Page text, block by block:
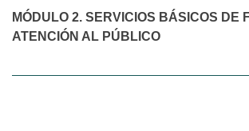
MÓDULO 2. SERVICIOS BÁSICOS DE
ATENCIÓN AL PÚBLICO